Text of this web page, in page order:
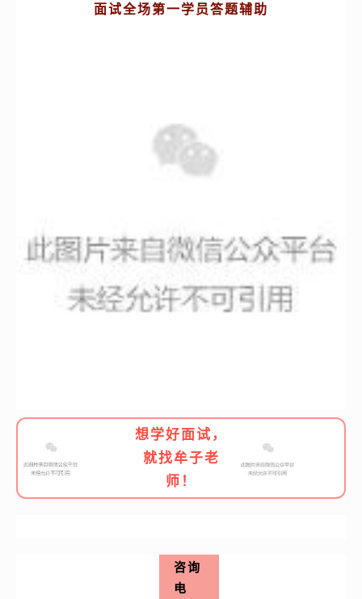
面试全场第一学员答题辅助
想学好面试，
就找牟子老
师！
咨询
电